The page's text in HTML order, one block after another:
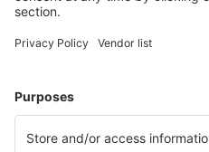
Orkney Kirkwall (KOI)
Lands End Airport (LEQ)